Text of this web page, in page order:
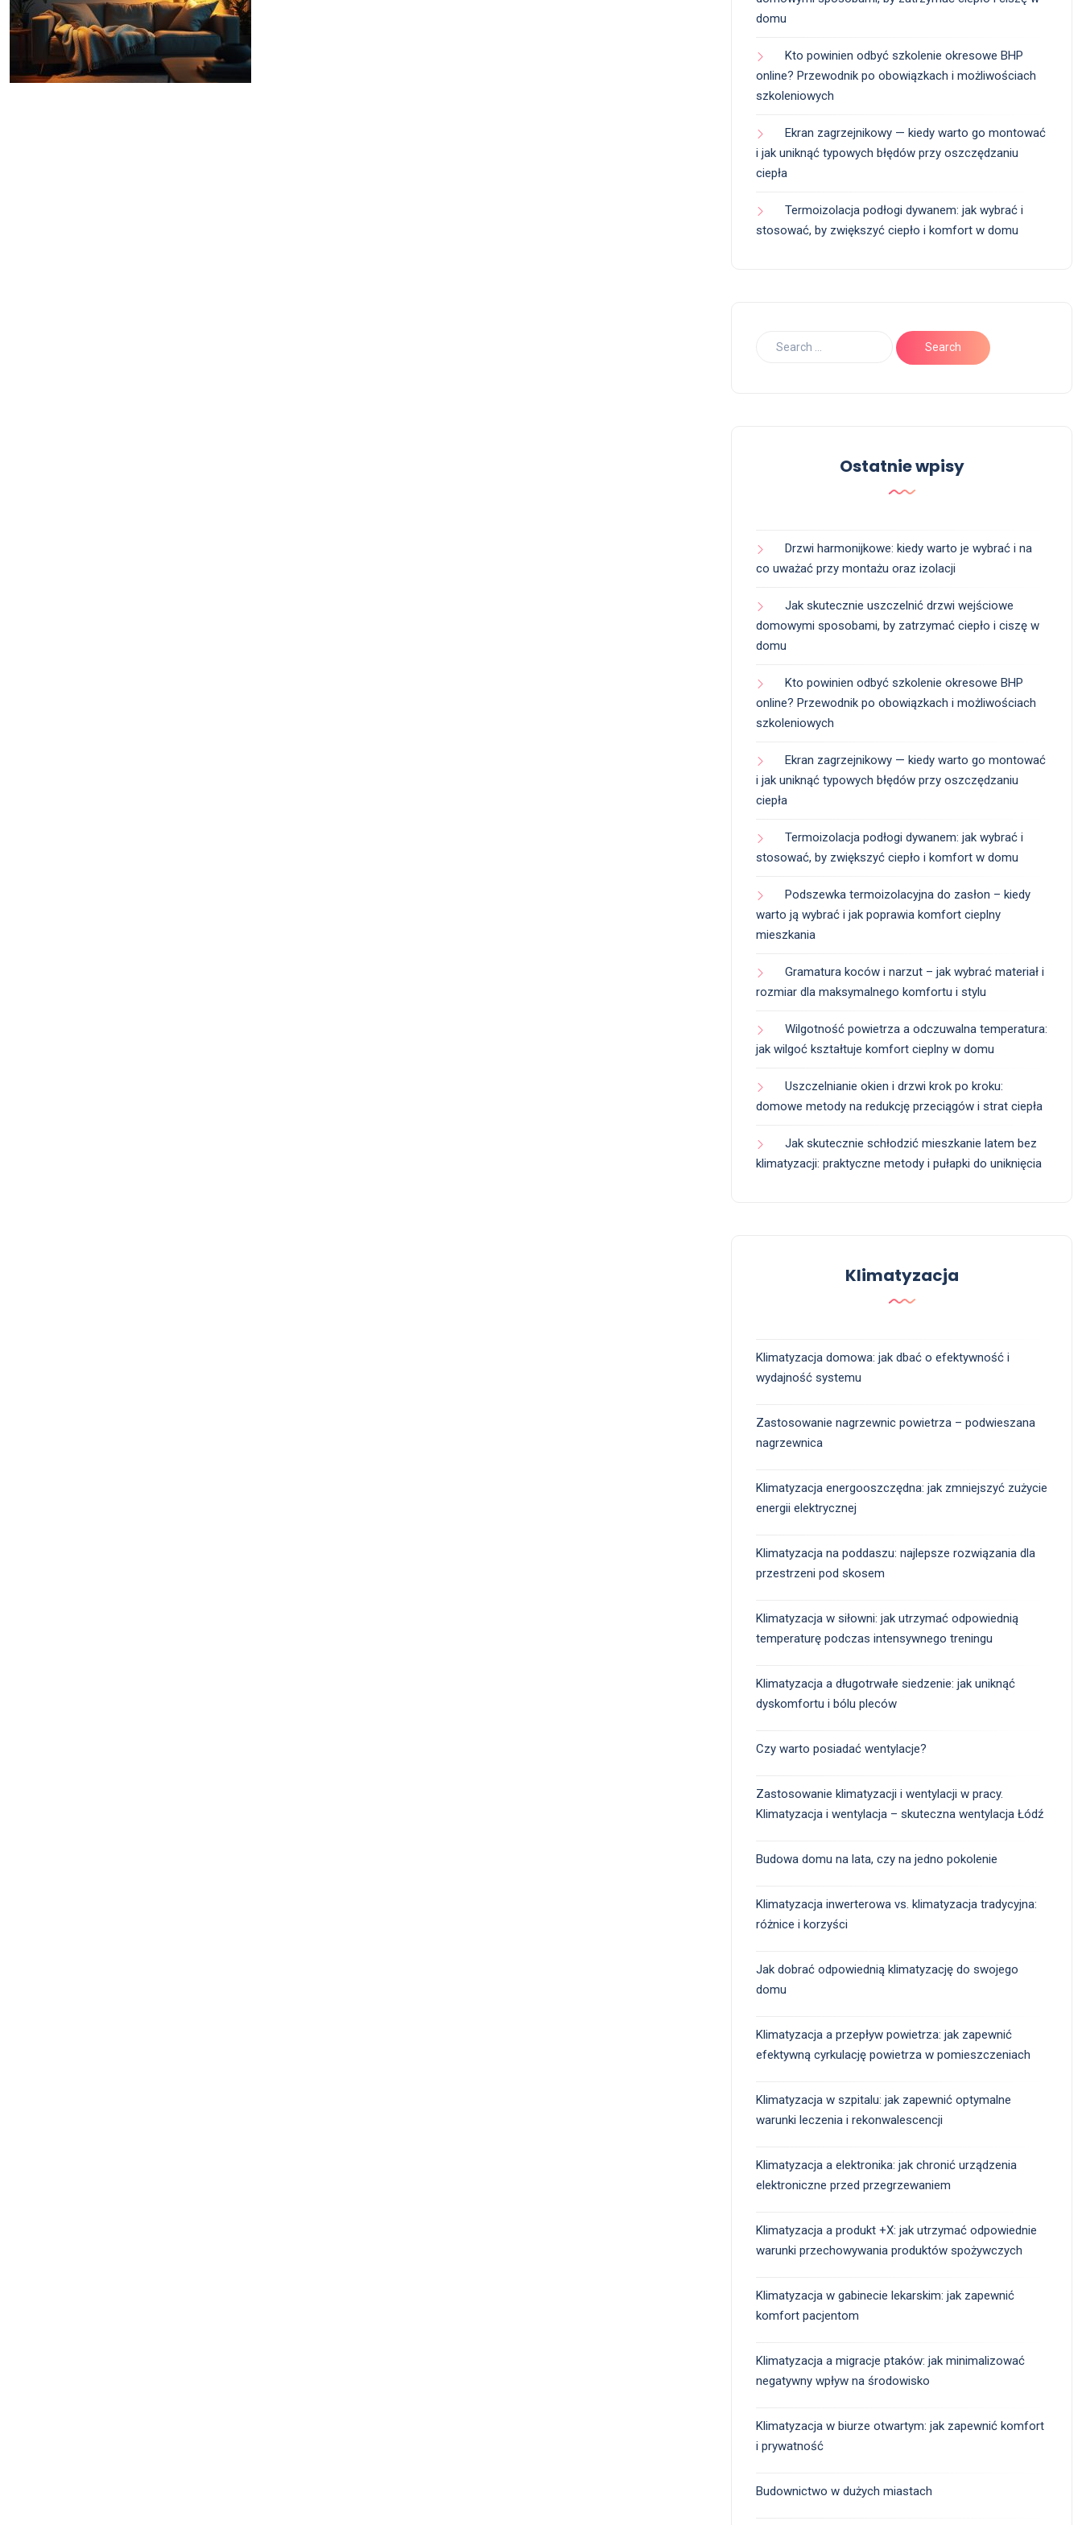
domu
Kto powinien odbyć szkolenie okresowe BHP
online? Przewodnik po obowiązkach i możliwościach
szkoleniowych
Ekran zagrzejnikowy — kiedy warto go montować
i jak uniknąć typowych błędów przy oszczędzaniu
ciepła
Termoizolacja podłogi dywanem: jak wybrać i
stosować, by zwiększyć ciepło i komfort w domu
Ostatnie wpisy
Drzwi harmonijkowe: kiedy warto je wybrać i na
co uważać przy montażu oraz izolacji
Jak skutecznie uszczelnić drzwi wejściowe
domowymi sposobami, by zatrzymać ciepło i ciszę w
domu
Kto powinien odbyć szkolenie okresowe BHP
online? Przewodnik po obowiązkach i możliwościach
szkoleniowych
Ekran zagrzejnikowy — kiedy warto go montować
i jak uniknąć typowych błędów przy oszczędzaniu
ciepła
Termoizolacja podłogi dywanem: jak wybrać i
stosować, by zwiększyć ciepło i komfort w domu
Podszewka termoizolacyjna do zasłon – kiedy
warto ją wybrać i jak poprawia komfort cieplny
mieszkania
Gramatura koców i narzut – jak wybrać materiał i
rozmiar dla maksymalnego komfortu i stylu
Wilgotność powietrza a odczuwalna temperatura:
jak wilgoć kształtuje komfort cieplny w domu
Uszczelnianie okien i drzwi krok po kroku:
domowe metody na redukcję przeciągów i strat ciepła
Jak skutecznie schłodzić mieszkanie latem bez
klimatyzacji: praktyczne metody i pułapki do uniknięcia
Klimatyzacja
Klimatyzacja domowa: jak dbać o efektywność i
wydajność systemu
Zastosowanie nagrzewnic powietrza – podwieszana
nagrzewnica
Klimatyzacja energooszczędna: jak zmniejszyć zużycie
energii elektrycznej
Klimatyzacja na poddaszu: najlepsze rozwiązania dla
przestrzeni pod skosem
Klimatyzacja w siłowni: jak utrzymać odpowiednią
temperaturę podczas intensywnego treningu
Klimatyzacja a długotrwałe siedzenie: jak uniknąć
dyskomfortu i bólu pleców
Czy warto posiadać wentylacje?
Zastosowanie klimatyzacji i wentylacji w pracy.
Klimatyzacja i wentylacja – skuteczna wentylacja Łódź
Budowa domu na lata, czy na jedno pokolenie
Klimatyzacja inwerterowa vs. klimatyzacja tradycyjna:
różnice i korzyści
Jak dobrać odpowiednią klimatyzację do swojego
domu
Klimatyzacja a przepływ powietrza: jak zapewnić
efektywną cyrkulację powietrza w pomieszczeniach
Klimatyzacja w szpitalu: jak zapewnić optymalne
warunki leczenia i rekonwalescencji
Klimatyzacja a elektronika: jak chronić urządzenia
elektroniczne przed przegrzewaniem
Klimatyzacja a produkt +X: jak utrzymać odpowiednie
warunki przechowywania produktów spożywczych
Klimatyzacja w gabinecie lekarskim: jak zapewnić
komfort pacjentom
Klimatyzacja a migracje ptaków: jak minimalizować
negatywny wpływ na środowisko
Klimatyzacja w biurze otwartym: jak zapewnić komfort
i prywatność
Budownictwo w dużych miastach